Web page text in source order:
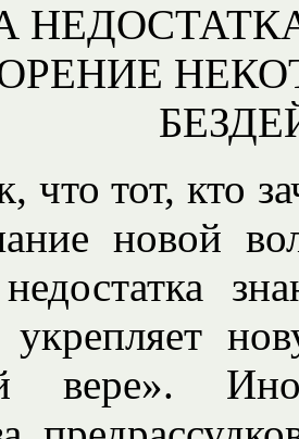
что тот, кто
новой
укрепляет
вере».